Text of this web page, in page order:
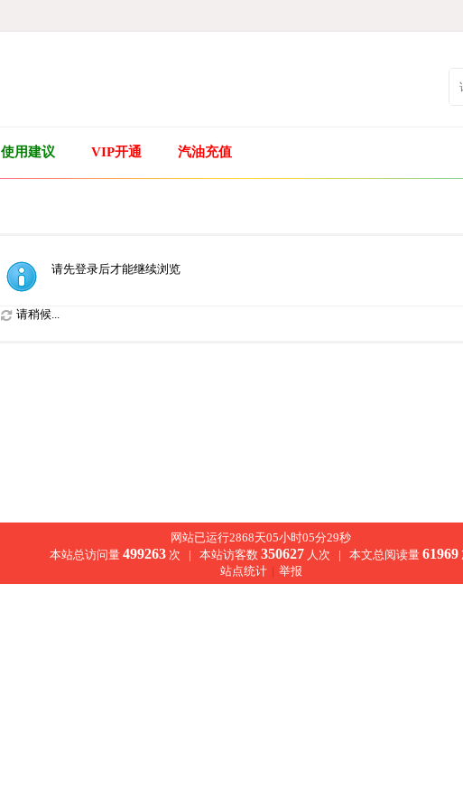
使用建议 VIP开通 汽油充值
请先登录后才能继续浏览
请稍候...
网站已运行2868天05小时05分29秒
本站总访问量 499263次 | 本站访客数 350627人次 | 本文总阅读量 61969
站点统计 | 举报